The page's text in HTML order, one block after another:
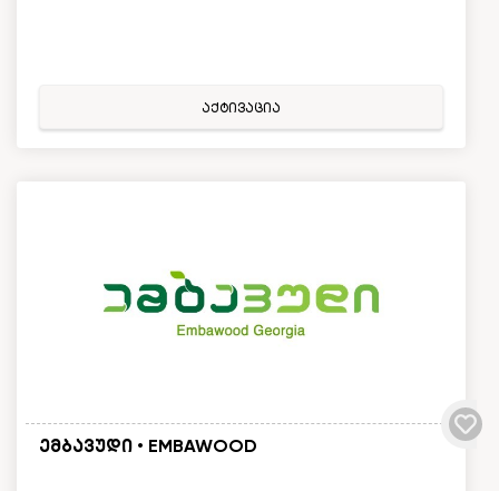
აქტივაცია
ემბავუდი • EMBAWOOD